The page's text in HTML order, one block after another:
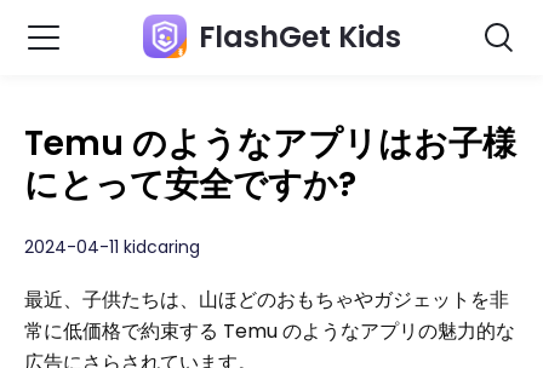
FlashGet Kids
Temu のようなアプリはお子様
にとって安全ですか?
2024-04-11 kidcaring
最近、子供たちは、山ほどのおもちゃやガジェットを非
常に低価格で約束する Temu のようなアプリの魅力的な